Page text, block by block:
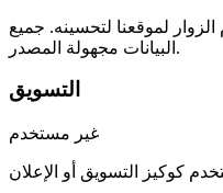
لموقعنا لتحسينه. جميع
البيانات مجهولة المصدر.
التسويق
غير مستخدم